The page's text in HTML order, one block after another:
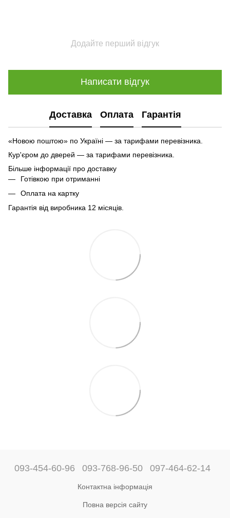
Додайте перший відгук
Написати відгук
Доставка Оплата Гарантія
«Новою поштою» по Україні — за тарифами перевізника.
Кур'єром до дверей — за тарифами перевізника.
Більше інформації про доставку
Готівкою при отриманні
Оплата на картку
Гарантія від виробника 12 місяців.
093-454-60-96 093-768-96-50 097-464-62-14
Контактна інформація
Повна версія сайту